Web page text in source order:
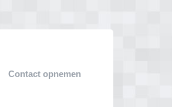
Contact opnemen